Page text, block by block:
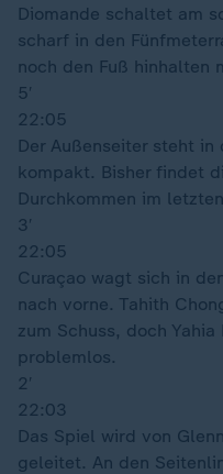
Diomande schaltet am
scharf in den
noch den Fuß hinhalten
5′
22:05
Der Außenseiter steht
kompakt. Bisher findet
Durchkommen im
3′
22:05
Curaçao wagt sich in
nach vorne. Tahith
zum Schuss, doch
problemlos.
2′
22:03
Das Spiel wird von
geleitet. An den